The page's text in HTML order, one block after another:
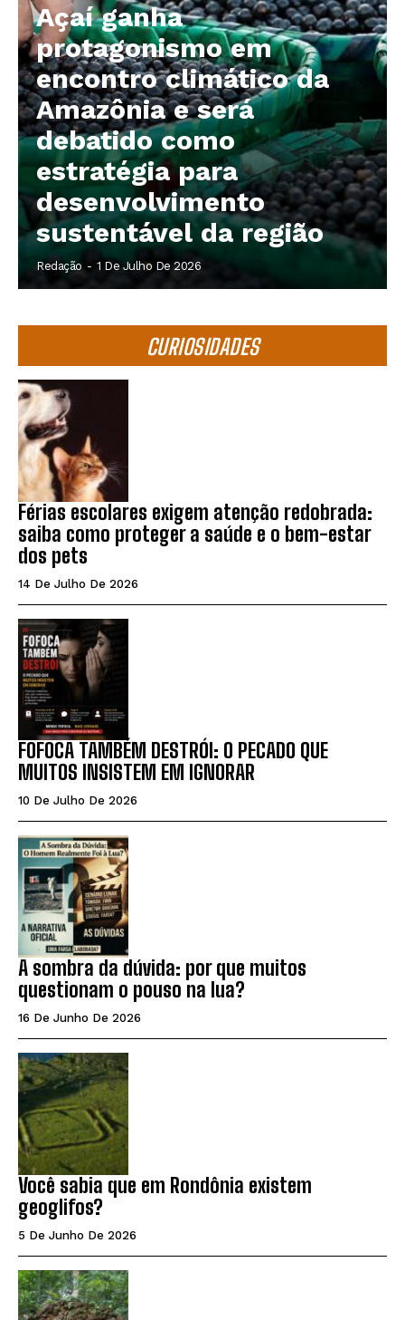
Açaí ganha
protagonismo em
encontro climático da
Amazônia e será
debatido como
estratégia para
desenvolvimento
sustentável da região
Redação - 1 De Julho De 2026
CURIOSIDADES
Férias escolares exigem atenção redobrada:
saiba como proteger a saúde e o bem-estar
dos pets
14 De Julho De 2026
FOFOCA TAMBÉM DESTRÓI: O PECADO QUE
MUITOS INSISTEM EM IGNORAR
10 De Julho De 2026
A sombra da dúvida: por que muitos
questionam o pouso na lua?
16 De Junho De 2026
Você sabia que em Rondônia existem
geoglifos?
5 De Junho De 2026